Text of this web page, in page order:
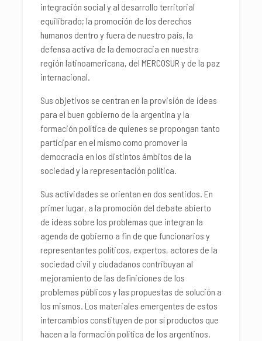
integración social y al desarrollo territorial
equilibrado; la promoción de los derechos
humanos dentro y fuera de nuestro país, la
defensa activa de la democracia en nuestra
región latinoamericana, del MERCOSUR y de la paz
internacional.
Sus objetivos se centran en la provisión de ideas
para el buen gobierno de la argentina y la
formación política de quienes se propongan tanto
participar en el mismo como promover la
democracia en los distintos ámbitos de la
sociedad y la representación política.
Sus actividades se orientan en dos sentidos. En
primer lugar, a la promoción del debate abierto
de ideas sobre los problemas que integran la
agenda de gobierno a fin de que funcionarios y
representantes políticos, expertos, actores de la
sociedad civil y ciudadanos contribuyan al
mejoramiento de las definiciones de los
problemas públicos y las propuestas de solución a
los mismos. Los materiales emergentes de estos
intercambios constituyen de por sí productos que
hacen a la formación política de los argentinos.